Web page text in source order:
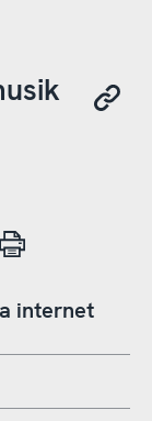
internet